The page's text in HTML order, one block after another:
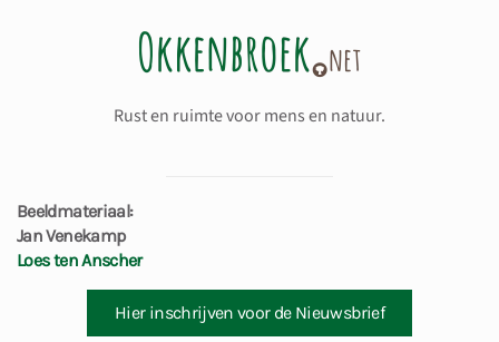
Rust en ruimte voor mens en natuur.
Beeldmateriaal:
Jan Venekamp
Loes ten Anscher
Hier inschrijven voor de Nieuwsbrief